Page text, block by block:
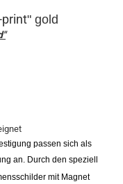
" gold
passen sich als
an. Durch den speziell
mit Magnet